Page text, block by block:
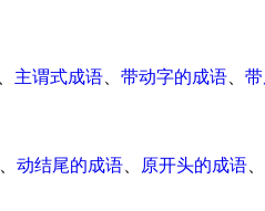
主谓式成语 带动字的成语
动结尾的成语 原开头的成语